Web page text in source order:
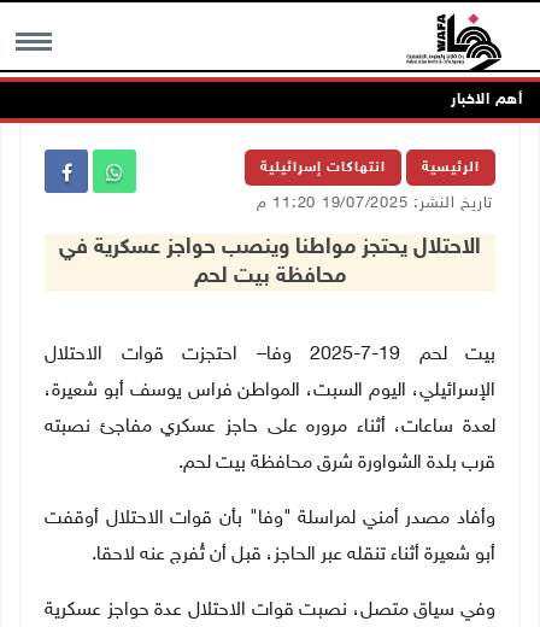
MENU أهم الاخبار
الرئيسية انتهاكات إسرائيلية
تاريخ النشر: 19/07/2025 11:20 م
الاحتلال يحتجز مواطنا وينصب حواجز عسكرية في
محافظة بيت لحم
بيت لحم 19-7-2025 وفا– احتجزت قوات الاحتلال
الإسرائيلي، اليوم السبت، المواطن فراس يوسف أبو شعيرة،
لعدة ساعات، أثناء مروره على حاجز عسكري مفاجئ نصبته
قرب بلدة الشواورة شرق محافظة بيت لحم.
وأفاد مصدر أمني لمراسلة "وفا" بأن قوات الاحتلال أوقفت
أبو شعيرة أثناء تنقله عبر الحاجز، قبل أن تُفرج عنه لاحقا.
وفي سياق متصل، نصبت قوات الاحتلال عدة حواجز عسكرية